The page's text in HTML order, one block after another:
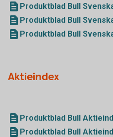
Produktblad Bull
Produktblad Bull
Produktblad Bull
Aktieindex
Produktblad Bull
Produktblad Bull